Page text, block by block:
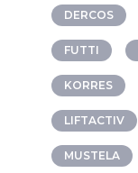
DERCOS
FUTTI
KORRES
LIFTACTIV
MUSTELA